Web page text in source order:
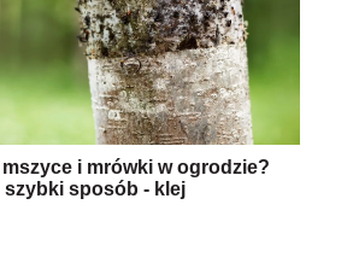
i mrówki w ogrodzie?
szybki sposób - klej